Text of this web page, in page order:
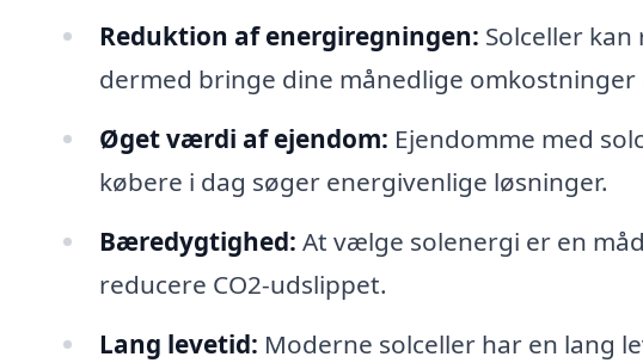
Reduktion af energiregningen: Solceller
dermed bringe dine månedlige omkostninger
Øget værdi af ejendom: Ejendomme med
købere i dag søger energivenlige løsninger.
Bæredygtighed: At vælge solenergi er en
reducere CO2-udslippet.
Lang levetid: Moderne solceller har en lang